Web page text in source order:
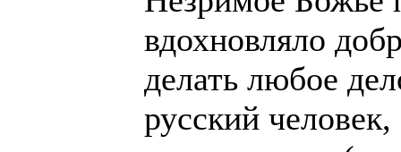
вдохновляло
делать любое
русский человек,